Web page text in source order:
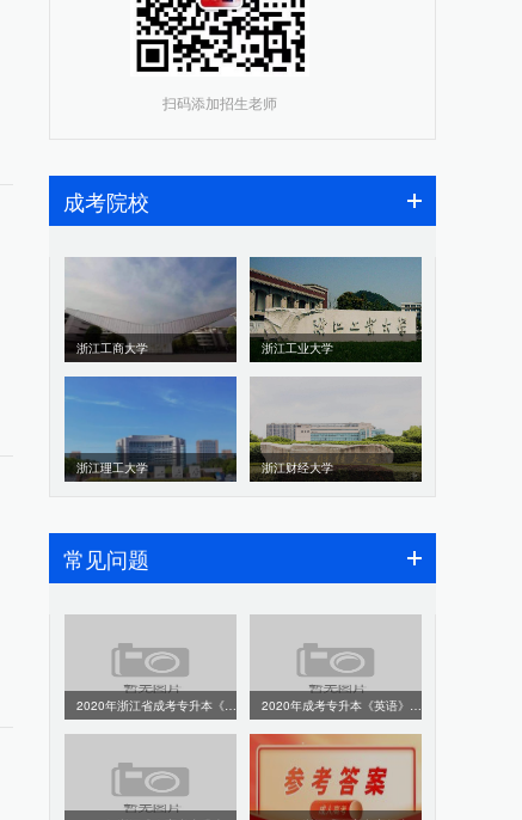
扫码添加招生老师
成考院校
浙江工商大学 浙江工业大学
浙江理工大学 浙江财经大学
常见问题
2020年浙江省成考专升本《政治》真题及答案解析 2020年成考专升本《英语》真题及答案解析